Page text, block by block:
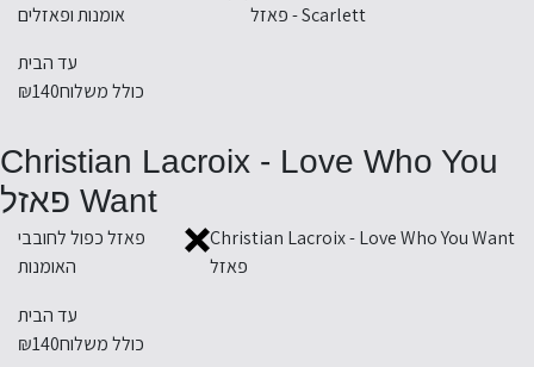
Scarlett - פאזל
אומנות ופאזלים
עד הבית
כולל משלוח₪140
Christian Lacroix - Love Who You
Want פאזל
Christian Lacroix - Love Who You Want
פאזל
פאזל כפול לחובבי
האומנות
עד הבית
כולל משלוח₪140